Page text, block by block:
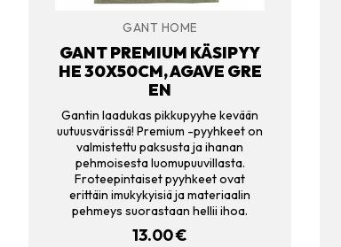
GANT HOME
GANT PREMIUM KÄSIPYY
HE 30X50CM, AGAVE GRE
EN
Gantin laadukas pikkupyyhe kevään
uutuusvärissä! Premium -pyyhkeet on
valmistettu paksusta ja ihanan
pehmoisesta luomupuuvillasta.
Froteepintaiset pyyhkeet ovat
erittäin imukykyisiä ja materiaalin
pehmeys suorastaan hellii ihoa.
13.00€